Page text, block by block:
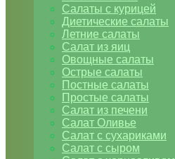
Салаты с курицей
Диетические салаты
Летние салаты
Салат из яиц
Овощные салаты
Острые салаты
Постные салаты
Простые салаты
Салат из печени
Салат Оливье
Салат с сухариками
Салат с сыром